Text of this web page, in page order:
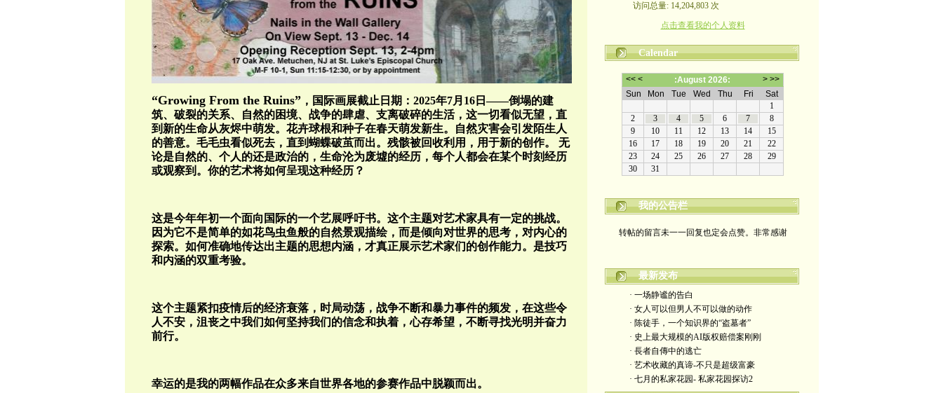
“Growing From the Ruins”， 国际画展截止日期： 2025年7月 16日——倒塌的建
筑、破裂的关系、自然的困境、战争的肆虐、支离破碎的生活，这一切看似无望，直
到新的生命从灰烬中萌发。花卉球根和种子在春天萌发新生。自然灾害会引发陌生人
的善意。毛毛虫看似死去，直到蝴蝶破茧而出。残骸被回收利用，用于新的创作。
无
论是自然的、个人的还是政治的，生命沦为废墟的经历，每个人都会在某个时刻经历
或观察到。你的艺术将如何呈现这种经历？
这是今年年初一个面向国际的一个艺展呼吁书。这个主题对艺术家具有一定的挑战。
因为它不是简单的如花鸟虫鱼般的自然景观描绘，而是倾向对世界的思考，对内心的
探索。如何准确地传达出主题的思想内涵，才真正展示艺术家们的创作能力。是技巧
和内涵的双重考验。
这个主题紧扣疫情后的经济衰落，时局动荡，战争不断和暴力事件的频发，在这些令
人不安，沮丧之中我们如何坚持我们的信念和执着，心存希望，不断寻找光明并奋力
前行。
幸运的是我的两幅作品在众多来自世界各地的参赛作品中脱颖而出。
访问总量: 14,204,803 次
点击查看我的个人资料
Calendar
我的公告栏
有意收藏者请私信我，感谢一贯支持
政治转载不一定代表本人意见
艺术博客：https://yimengl.blog
目录中标注星号的为本人艺术原创
最新发布
· 一场静谧的告白
· 女人可以但男人不可以做的动作
· 陈徒手，一个知识界的“盗墓者”
· 史上最大规模的AI版权赔偿案刚刚
· 長者自傳中的逃亡
· 艺术收藏的真谛-不只是超级富豪
· 七月的私家花园- 私家花园探访2